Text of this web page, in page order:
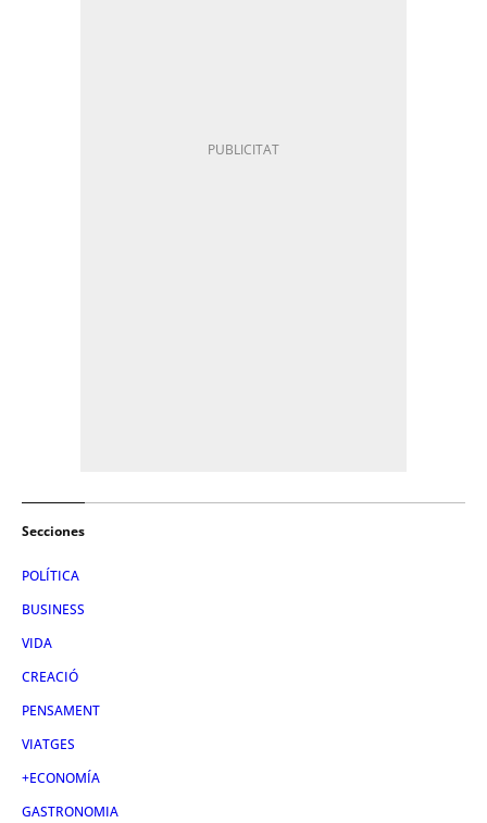
Secciones
POLÍTICA
BUSINESS
VIDA
CREACIÓ
PENSAMENT
VIATGES
+ECONOMÍA
GASTRONOMIA